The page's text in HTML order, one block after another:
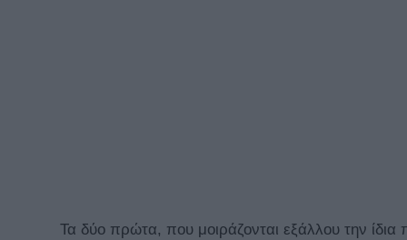
Τα δύο πρώτα, που μοιράζονται εξάλλου την